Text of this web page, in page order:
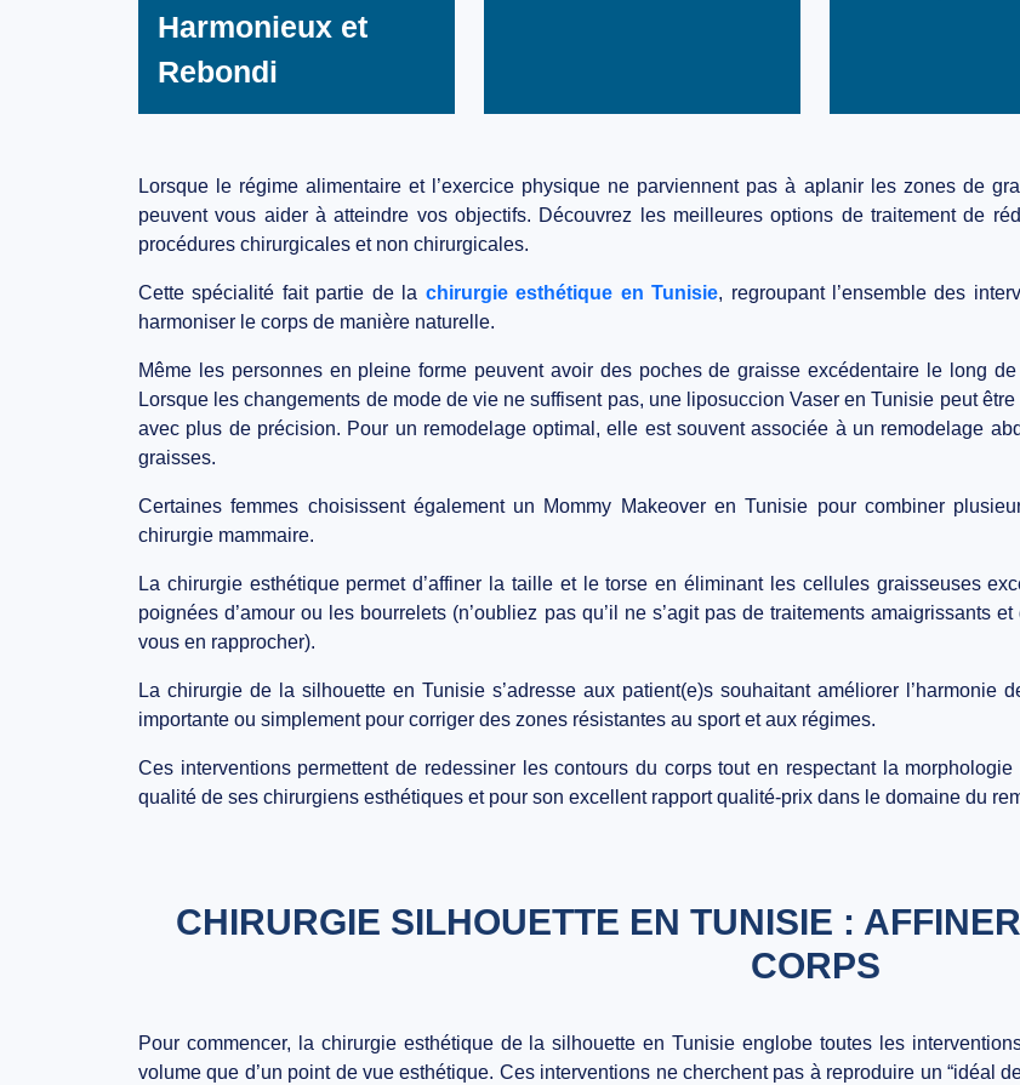
Harmonieux et
Rebondi
Lorsque le régime alimentaire et l’exercice physique ne parviennent pas à aplanir les zones de
peuvent vous aider à atteindre vos objectifs. Découvrez les meilleures options de traitement de
procédures chirurgicales et non chirurgicales.
Cette spécialité fait partie de la chirurgie esthétique en Tunisie, regroupant l’ensemble des
harmoniser le corps de manière naturelle.
Même les personnes en pleine forme peuvent avoir des poches de graisse excédentaire le long
Lorsque les changements de mode de vie ne suffisent pas, une liposuccion Vaser en Tunisie peut
avec plus de précision. Pour un remodelage optimal, elle est souvent associée à un remodelage
graisses.
Certaines femmes choisissent également un Mommy Makeover en Tunisie pour combiner
chirurgie mammaire.
La chirurgie esthétique permet d’affiner la taille et le torse en éliminant les cellules graisseuses
poignées d’amour ou les bourrelets (n’oubliez pas qu’il ne s’agit pas de traitements amaigrissants
vous en rapprocher).
La chirurgie de la silhouette en Tunisie s’adresse aux patient(e)s souhaitant améliorer
importante ou simplement pour corriger des zones résistantes au sport et aux régimes.
Ces interventions permettent de redessiner les contours du corps tout en respectant la
qualité de ses chirurgiens esthétiques et pour son excellent rapport qualité-prix dans le domaine du
CHIRURGIE SILHOUETTE EN TUNISIE :
CORPS
Pour commencer, la chirurgie esthétique de la silhouette en Tunisie englobe toutes les
volume que d’un point de vue esthétique. Ces interventions ne cherchent pas à reproduire un “idéal